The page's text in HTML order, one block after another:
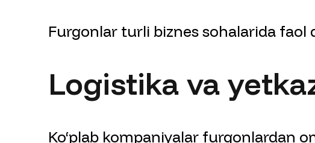
Furgonlar turli biznes sohalarida faol
Logistika va
Ko‘plab kompaniyalar furgonlardan